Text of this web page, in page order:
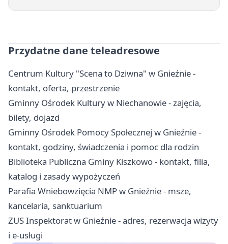
Przydatne dane teleadresowe
Centrum Kultury "Scena to Dziwna" w Gnieźnie -
kontakt, oferta, przestrzenie
Gminny Ośrodek Kultury w Niechanowie - zajęcia,
bilety, dojazd
Gminny Ośrodek Pomocy Społecznej w Gnieźnie -
kontakt, godziny, świadczenia i pomoc dla rodzin
Biblioteka Publiczna Gminy Kiszkowo - kontakt, filia,
katalog i zasady wypożyczeń
Parafia Wniebowzięcia NMP w Gnieźnie - msze,
kancelaria, sanktuarium
ZUS Inspektorat w Gnieźnie - adres, rezerwacja wizyty
i e-usługi